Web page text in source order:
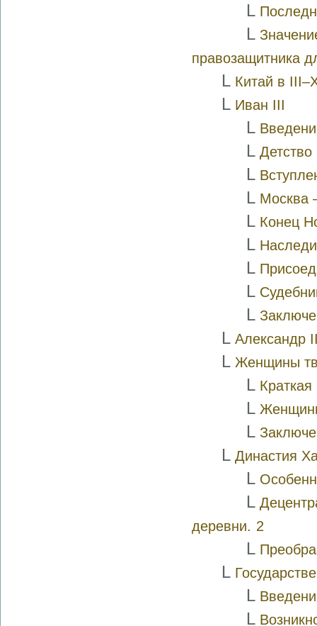
L
L
правозащитника
L Китай в
L Иван III
L
L
L
L Москва
L Конец
L
L
L
L
L Александр
L Женщины
L Краткая
L
L
L Династия
L
L
деревни. 2
L
L
L
L